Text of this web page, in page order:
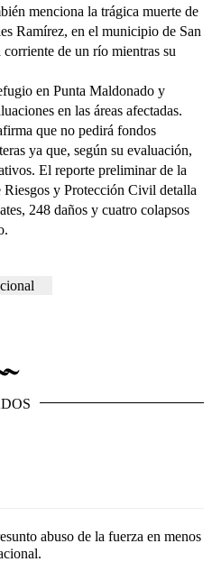
menciona la trágica muerte de
Ramírez, en el municipio de San
de un río mientras su
en Punta Maldonado y
en las áreas afectadas.
que no pedirá fondos
ya que, según su evaluación,
El reporte preliminar de la
Riesgos y Protección Civil detalla
248 daños y cuatro colapsos
abuso de la fuerza en menos